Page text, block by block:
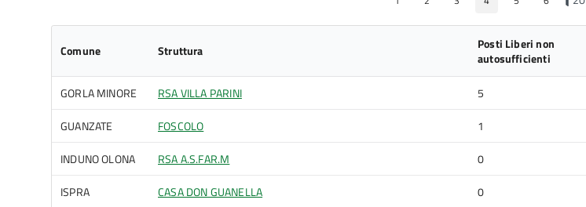
Comune Struttura
Posti Liberi non
autosufficienti
GORLA MINORE RSA VILLA PARINI 5
GUANZATE
FOSCOLO 1
INDUNO OLONA
RSA A.S.FAR.M 0
ISPRA
CASA DON GUANELLA 0